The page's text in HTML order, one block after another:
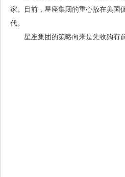
家。目前，星座集团的重心放在美国
代。
星座集团的策略向来是先收购有前